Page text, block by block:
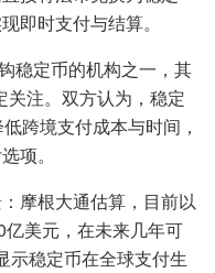
即时支付与结算。
稳定币的机构之一，其
注。双方认为，稳定
跨境支付成本与时间，
项。
摩根大通估算，目前以
美元，在未来几年可
示稳定币在全球支付生